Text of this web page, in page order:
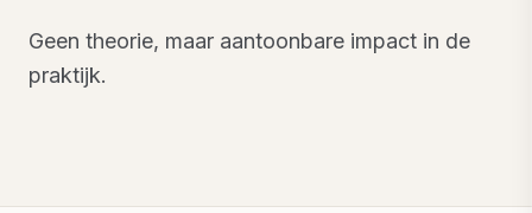
Geen theorie, maar aantoonbare impact in de
praktijk.